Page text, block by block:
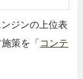
ジンの上位表
策を「 コンテ